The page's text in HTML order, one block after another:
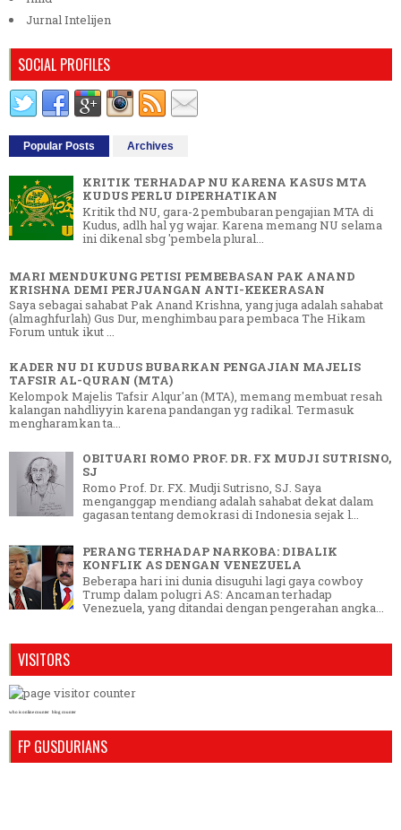
Jurnal Intelijen
SOCIAL PROFILES
Popular Posts Archives
KRITIK TERHADAP NU KARENA KASUS MTA
KUDUS PERLU DIPERHATIKAN
Kritik thd NU, gara-2 pembubaran pengajian MTA di
Kudus, adlh hal yg wajar. Karena memang NU selama
ini dikenal sbg 'pembela plural...
MARI MENDUKUNG PETISI PEMBEBASAN PAK ANAND
KRISHNA DEMI PERJUANGAN ANTI-KEKERASAN
Saya sebagai sahabat Pak Anand Krishna, yang juga adalah sahabat
(almaghfurlah) Gus Dur, menghimbau para pembaca The Hikam
Forum untuk ikut ...
KADER NU DI KUDUS BUBARKAN PENGAJIAN MAJELIS
TAFSIR AL-QURAN (MTA)
Kelompok Majelis Tafsir Alqur'an (MTA), memang membuat resah
kalangan nahdliyyin karena pandangan yg radikal. Termasuk
mengharamkan ta...
OBITUARI ROMO PROF. DR. FX MUDJI SUTRISNO,
SJ
Romo Prof. Dr. FX. Mudji Sutrisno, SJ. Saya
menganggap mendiang adalah sahabat dekat dalam
gagasan tentang demokrasi di Indonesia sejak l...
PERANG TERHADAP NARKOBA: DIBALIK
KONFLIK AS DENGAN VENEZUELA
Beberapa hari ini dunia disuguhi lagi gaya cowboy
Trump dalam polugri AS: Ancaman terhadap
Venezuela, yang ditandai dengan pengerahan angka...
VISITORS
who is online counter blog counter
FP GUSDURIANS